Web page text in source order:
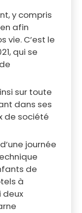
y compris
afin
vie. C’est le
qui se
sur toute
dans ses
de société
journée
de
à
deux